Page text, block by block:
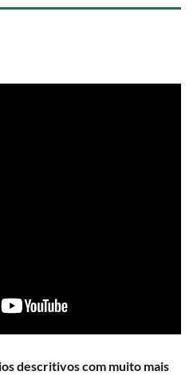
descritivos com muito mais